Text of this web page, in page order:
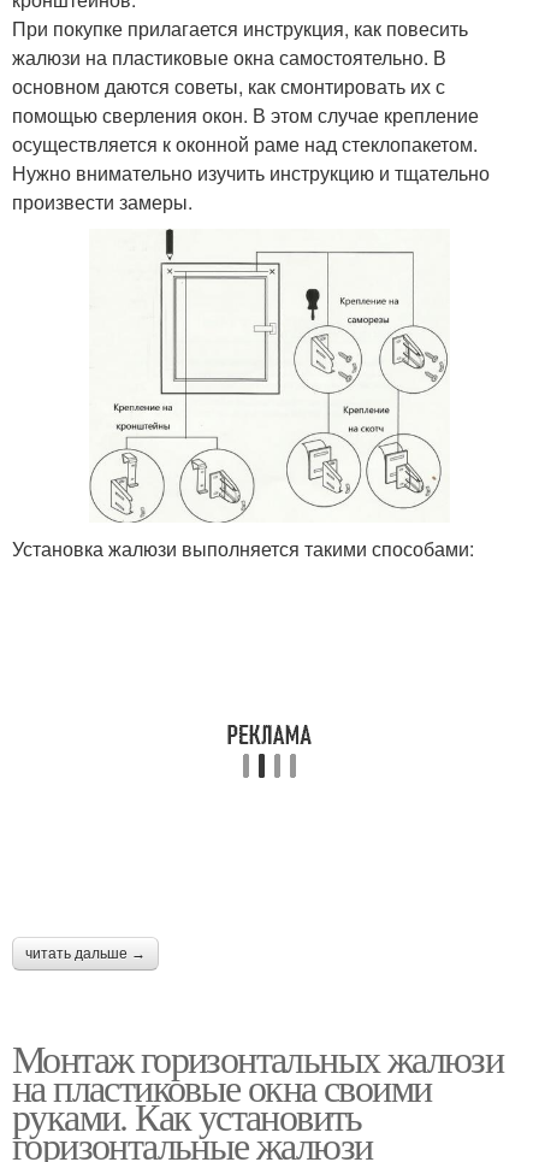
При покупке прилагается инструкция, как повесить
жалюзи на пластиковые окна самостоятельно. В
основном даются советы, как смонтировать их с
помощью сверления окон. В этом случае крепление
осуществляется к оконной раме над стеклопакетом.
Нужно внимательно изучить инструкцию и тщательно
произвести замеры.
Установка жалюзи выполняется такими способами:
читать дальше →
Монтаж горизонтальных жалюзи
на пластиковые окна своими
руками. Как установить
горизонтальные жалюзи